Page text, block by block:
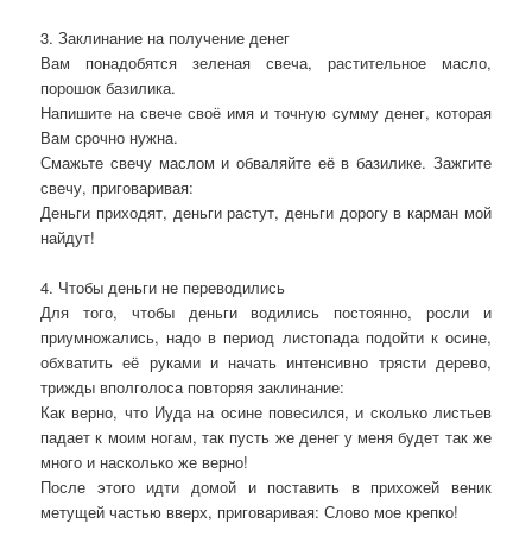
3. Заклинание на получение денег
Вам понадобятся зеленая свеча, растительное масло,
порошок базилика.
Напишите на свече своё имя и точную сумму денег, которая
Вам срочно нужна.
Смажьте свечу маслом и обваляйте её в базилике. Зажгите
свечу, приговаривая:
Деньги приходят, деньги растут, деньги дорогу в карман мой
найдут!
4. Чтобы деньги не переводились
Для того, чтобы деньги водились постоянно, росли и
приумножались, надо в период листопада подойти к осине,
обхватить её руками и начать интенсивно трясти дерево,
трижды вполголоса повторяя заклинание:
Как верно, что Иуда на осине повесился, и сколько листьев
падает к моим ногам, так пусть же денег у меня будет так же
много и насколько же верно!
После этого идти домой и поставить в прихожей веник
метущей частью вверх, приговаривая: Слово мое крепко!